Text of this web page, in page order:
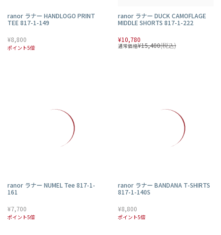
ranor ラナー HANDLOGO PRINT
TEE 817-1-149
¥8,800
ポイント5倍
ranor ラナー DUCK CAMOFLAGE
MIDDLE SHORTS 817-1-222
¥10,780
通常価格¥15,400(税込)
ranor ラナー NUMEL Tee 817-1-
161
¥7,700
ポイント5倍
ranor ラナー BANDANA T-SHIRTS
817-1-140S
¥8,800
ポイント5倍